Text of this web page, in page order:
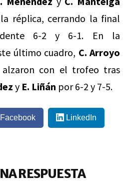
réplica, cerrando la final
6-2 y 6-1. En la
último cuadro, C. Arroyo
alzaron con el trofeo tras
y E. Liñán por 6-2 y 7-5.
Facebook LinkedIn
RESPUESTA